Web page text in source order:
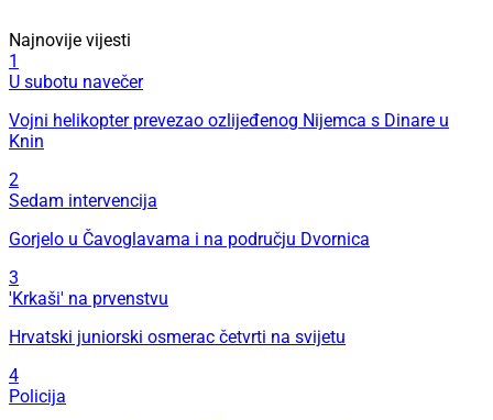
Najnovije vijesti
1
U subotu navečer
Vojni helikopter prevezao ozlijeđenog Nijemca s Dinare u
Knin
2
Sedam intervencija
Gorjelo u Čavoglavama i na području Dvornica
3
'Krkaši' na prvenstvu
Hrvatski juniorski osmerac četvrti na svijetu
4
Policija